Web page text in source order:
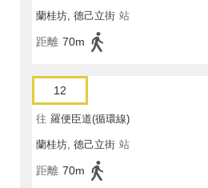
蘭桂坊, 德己立街 站
距離 70m
12
往 羅便臣道(循環線)
蘭桂坊, 德己立街 站
距離 70m